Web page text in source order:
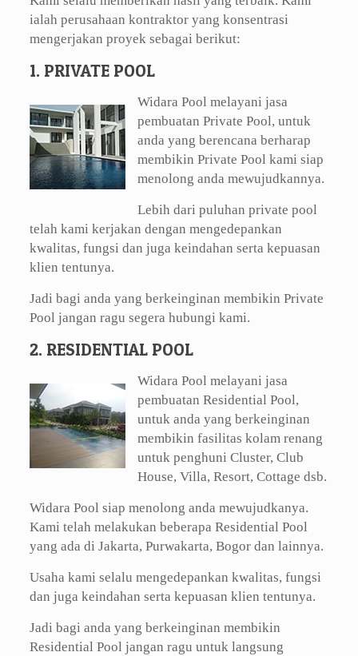
ialah perusahaan kontraktor yang konsentrasi
mengerjakan proyek sebagai berikut:
1. PRIVATE POOL
Widara Pool melayani jasa
pembuatan Private Pool, untuk
anda yang berencana berharap
membikin Private Pool kami siap
menolong anda mewujudkannya.
Lebih dari puluhan private pool
telah kami kerjakan dengan mengedepankan
kwalitas, fungsi dan juga keindahan serta kepuasan
klien tentunya.
Jadi bagi anda yang berkeinginan membikin Private
Pool jangan ragu segera hubungi kami.
2. RESIDENTIAL POOL
Widara Pool melayani jasa
pembuatan Residential Pool,
untuk anda yang berkeinginan
membikin fasilitas kolam renang
untuk penghuni Cluster, Club
House, Villa, Resort, Cottage dsb.
Widara Pool siap menolong anda mewujudkanya.
Kami telah melakukan beberapa Residential Pool
yang ada di Jakarta, Purwakarta, Bogor dan lainnya.
Usaha kami selalu mengedepankan kwalitas, fungsi
dan juga keindahan serta kepuasan klien tentunya.
Jadi bagi anda yang berkeinginan membikin
Residential Pool jangan ragu untuk langsung